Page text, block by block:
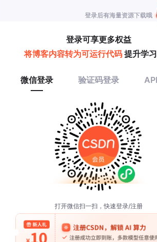
低电压系统的电源设计。此外，它的价
转或启动电流过大，仍可能超过这个值
比如在芯片背面贴一小片散热片。
电路供电。